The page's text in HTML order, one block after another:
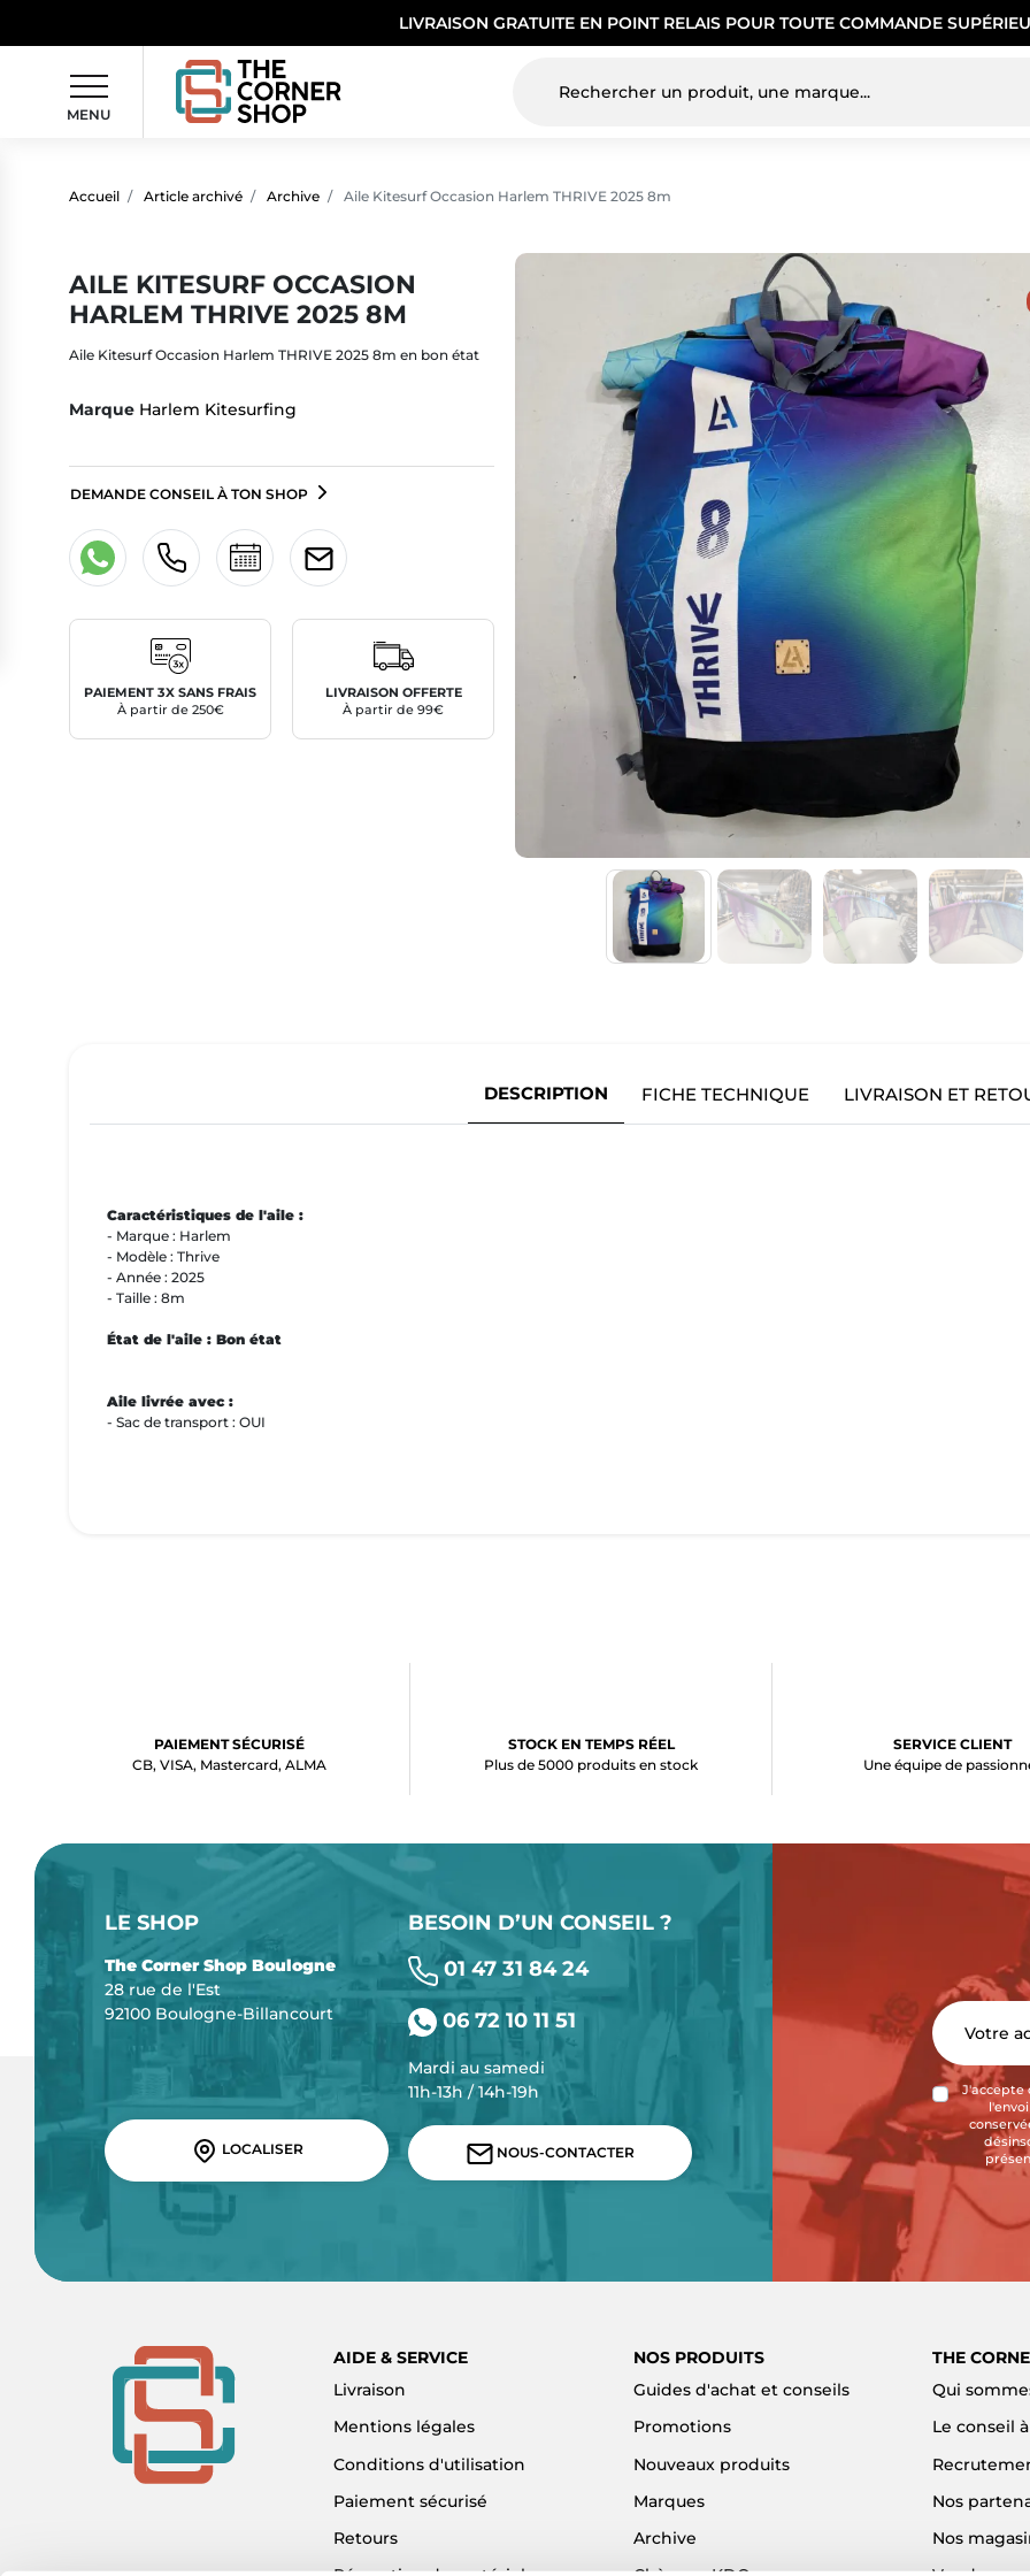
LIVRAISON GRATUITE EN POINT RELAIS POUR TOUTE COMMANDE
MENU
Accueil Article archivé Archive Aile Kitesurf Occasion Harlem THRIVE 2025 8m
AILE KITESURF OCCASION
HARLEM THRIVE 2025 8M
Aile Kitesurf Occasion Harlem THRIVE 2025 8m en bon état
Marque Harlem Kitesurfing
DEMANDE CONSEIL À TON SHOP
PAIEMENT 3X SANS FRAIS
À partir de 250€
LIVRAISON OFFERTE
À partir de 99€
DESCRIPTION FICHE TECHNIQUE LIVRAISON ET
Caractéristiques de l'aile :
- Marque : Harlem
- Modèle : Thrive
- Année : 2025
- Taille : 8m
État de l'aile : Bon état
Aile livrée avec :
- Sac de transport : OUI
PAIEMENT SÉCURISÉ
CB, VISA, Mastercard, ALMA
STOCK EN TEMPS RÉEL
Plus de 5000 produits en stock
SERVICE CLIENT
Une équipe de
LE SHOP
The Corner Shop Boulogne
28 rue de l'Est
92100 Boulogne-Billancourt
LOCALISER
BESOIN D’UN CONSEIL ?
01 47 31 84 24
06 72 10 11 51
Mardi au samedi
11h-13h / 14h-19h
NOUS-CONTACTER
J'accepte
AIDE & SERVICE
Livraison
Mentions légales
Conditions d'utilisation
Paiement sécurisé
Retours
NOS PRODUITS
Guides d'achat et conseils
Promotions
Nouveaux produits
Marques
Archive
THE
Qui
Le conseil
Nos
Nos